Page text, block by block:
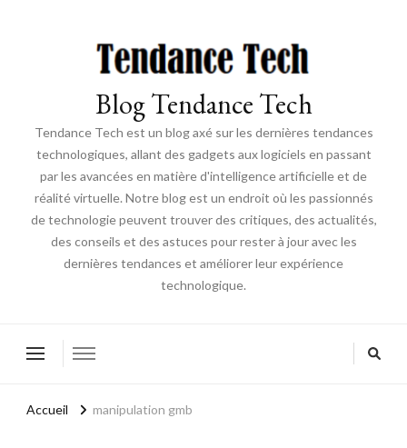
Blog Tendance Tech
Tendance Tech est un blog axé sur les dernières tendances
technologiques, allant des gadgets aux logiciels en passant
par les avancées en matière d'intelligence artificielle et de
réalité virtuelle. Notre blog est un endroit où les passionnés
de technologie peuvent trouver des critiques, des actualités,
des conseils et des astuces pour rester à jour avec les
dernières tendances et améliorer leur expérience
technologique.
Accueil manipulation gmb